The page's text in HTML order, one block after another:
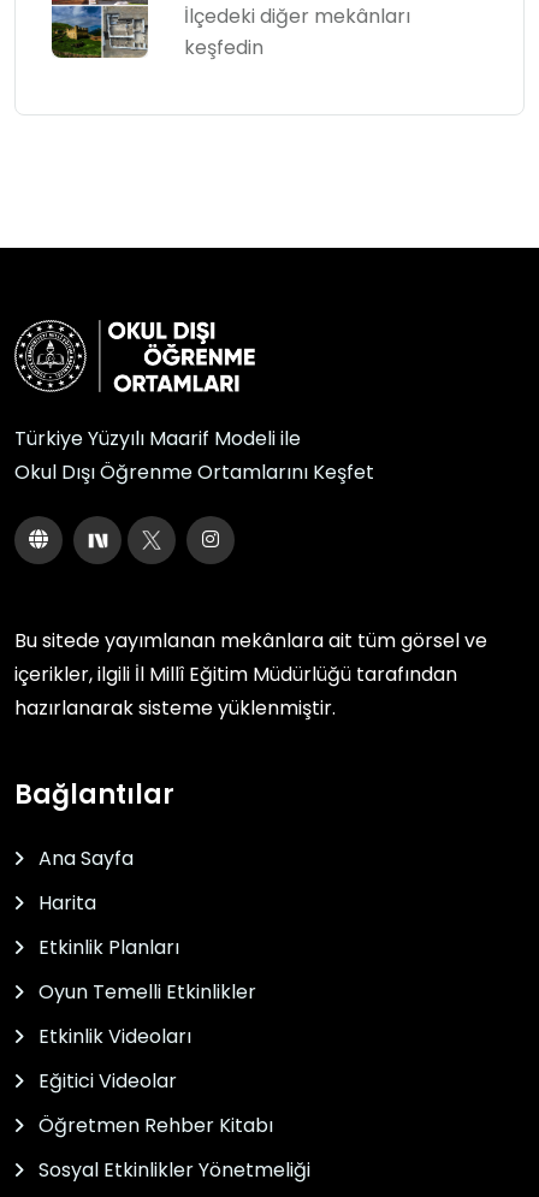
İlçedeki diğer mekânları
keşfedin
Türkiye Yüzyılı Maarif Modeli ile
Okul Dışı Öğrenme Ortamlarını Keşfet
Bu sitede yayımlanan mekânlara ait tüm görsel ve
içerikler, ilgili İl Millî Eğitim Müdürlüğü tarafından
hazırlanarak sisteme yüklenmiştir.
Bağlantılar
Ana Sayfa
Harita
Etkinlik Planları
Oyun Temelli Etkinlikler
Etkinlik Videoları
Eğitici Videolar
Öğretmen Rehber Kitabı
Sosyal Etkinlikler Yönetmeliği